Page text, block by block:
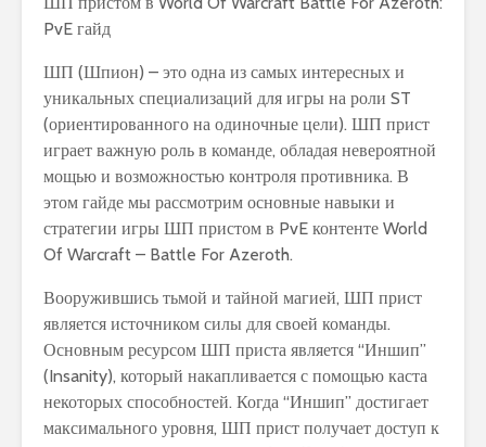
ШП (Шпион) – это одна из самых интересных и
уникальных специализаций для игры на роли ST
(ориентированного на одиночные цели). ШП прист
играет важную роль в команде, обладая невероятной
мощью и возможностью контроля противника. В
этом гайде мы рассмотрим основные навыки и
стратегии игры ШП пристом в PvE контенте World
Of Warcraft – Battle For Azeroth.
Вооружившись тьмой и тайной магией, ШП прист
является источником силы для своей команды.
Основным ресурсом ШП приста является “Иншип”
(Insanity), который накапливается с помощью каста
некоторых способностей. Когда “Иншип” достигает
максимального уровня, ШП прист получает доступ к